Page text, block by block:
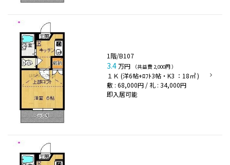
1階/B107
3.4万円 （共益費 2,000円 ）
１Ｋ (洋6帖+ﾛﾌﾄ3帖・K3 ：18㎡ )
敷 : 68,000円 / 礼 : 34,000円
即入居可能